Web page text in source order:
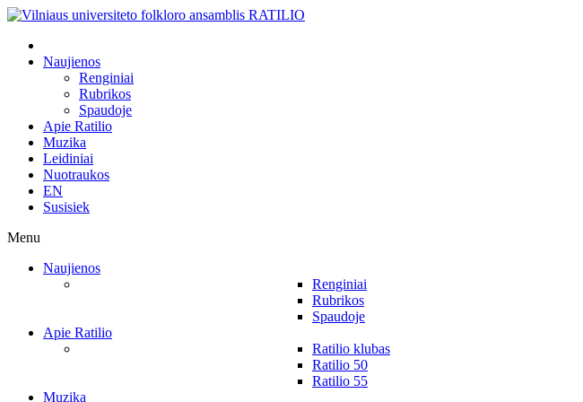
Naujienos
Renginiai
Rubrikos
Spaudoje
Apie Ratilio
Muzika
Leidiniai
Nuotraukos
EN
Susisiek
Menu
Naujienos
Renginiai
Rubrikos
Spaudoje
Apie Ratilio
Ratilio klubas
Ratilio 50
Ratilio 55
Muzika